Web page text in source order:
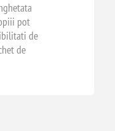
pot
de
de